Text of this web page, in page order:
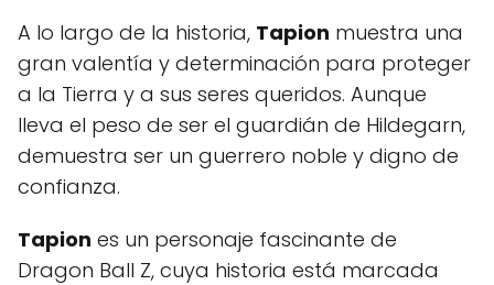
A lo largo de la historia, Tapion muestra una
gran valentía y determinación para proteger
a la Tierra y a sus seres queridos. Aunque
lleva el peso de ser el guardián de Hildegarn,
demuestra ser un guerrero noble y digno de
confianza.
Tapion es un personaje fascinante de
Dragon Ball Z, cuya historia está marcada